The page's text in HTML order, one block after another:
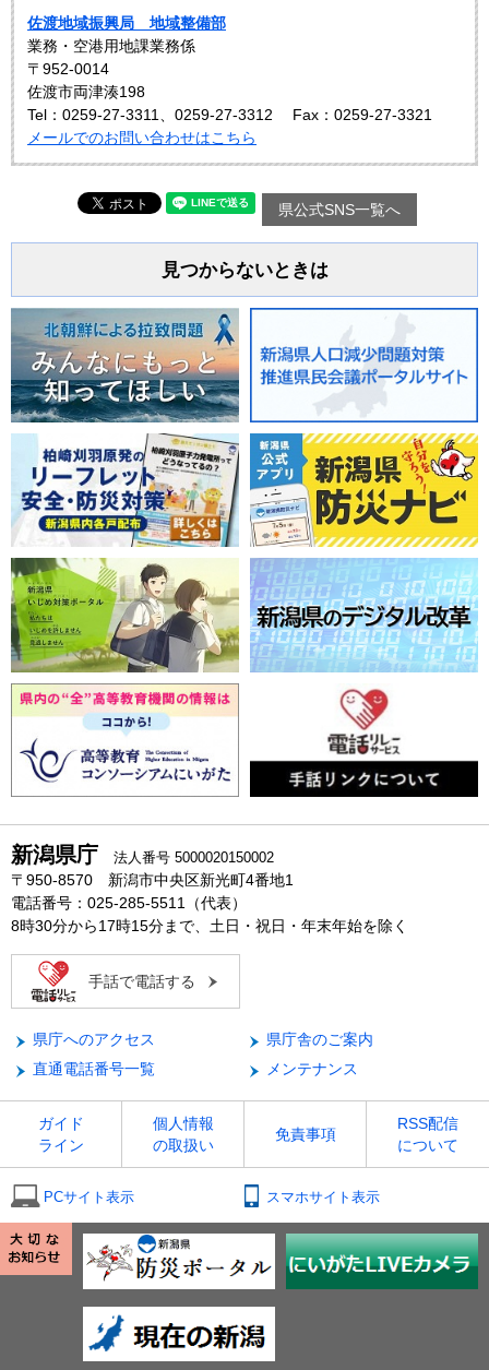
佐渡地域振興局 地域整備部
業務・空港用地課業務係
〒952-0014
佐渡市両津湊198
Tel：0259-27-3311、0259-27-3312
Fax：0259-27-3321
メールでのお問い合わせはこちら
県公式SNS一覧へ
見つからないときは
新潟県庁 法人番号 5000020150002
〒950-8570 新潟市中央区新光町4番地1
電話番号：025-285-5511（代表）
8時30分から17時15分まで、土日・祝日・年末年始を除く
手話で電話する
県庁へのアクセス
県庁舎のご案内
直通電話番号一覧
メンテナンス
ガイド
ライン
個人情報
の取扱い
免責事項
RSS配信
について
PCサイト表示 スマホサイト表示